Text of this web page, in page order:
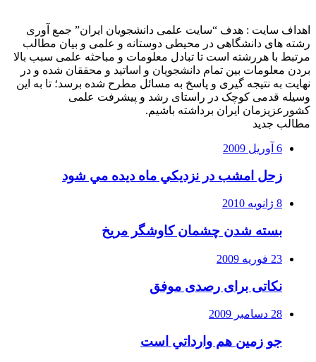
اهداف سایت : هدف “سایت علمی دانشجویان ایران” جمع آوری
رشته های دانشگاهی در محیطی دوستانه و علمی و بیان مطالب
مرتبط با هررشته است تا تبادل معلومات و مباحثه علمی سبب بالا
بردن معلومات بین تمام دانشجویان و اساتید و محققان شده و در
نهایت به نتیجه گیری و پاسخ به مسائل مطرح شده برسد؛ تا به این
وسیله قدمی کوچک در راستای رشد و پیشرفت علمی
کشورعزیزمان ایران برداشته باشیم.
مطالب جدید
6 آوریل 2009
زحل امشب در نزديكي ماه ديده مي شود
8 ژانویه 2010
بسته شدن چشمان کاوشگر مريخ
23 فوریه 2009
نکاتی برای رصدی موفق
28 دسامبر 2009
جو زمين هم وارداتي است